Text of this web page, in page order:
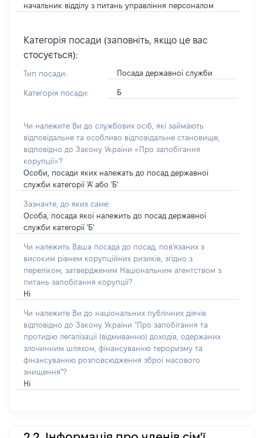
начальник відділу з питань управління персоналом
Категорія посади (заповніть, якщо це вас
стосується):
Тип посади: Посада державної служби
Категорія посади: Б
Чи належите Ви до службових осіб, які займають
відповідальне та особливо відповідальне становище,
відповідно до Закону України «Про запобігання
корупції»?
Особи, посади яких належать до посад державної
служби категорії 'А' або 'Б'
Зазначте, до яких саме:
Особа, посада якої належить до посад державної
служби категорії 'Б'
Чи належить Ваша посада до посад, пов'язаних з
високим рівнем корупційних ризиків, згідно з
переліком, затвердженим Національним агентством з
питань запобігання корупції?
Ні
Чи належите Ви до національних публічних діячів
відповідно до Закону України "Про запобігання та
протидію легалізації (відмиванню) доходів, одержаних
злочинним шляхом, фінансуванню тероризму та
фінансуванню розповсюдження зброї масового
знищення"?
Ні